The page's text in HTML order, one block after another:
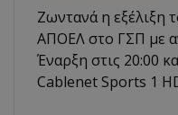
Ζωντανά η εξέλιξη
ΑΠΟΕΛ στο ΓΣΠ με
Έναρξη στις 20:00
Cablenet Sports 1